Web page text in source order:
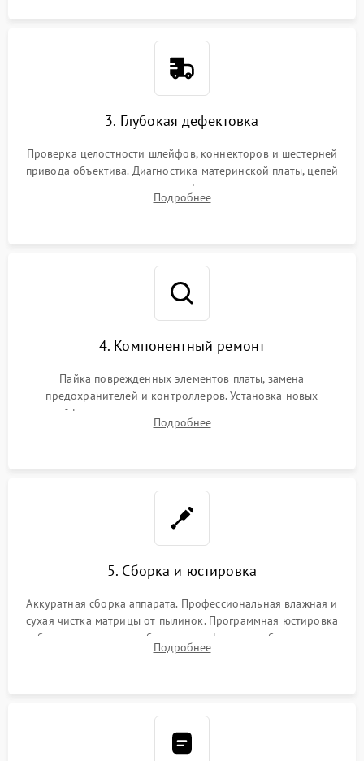
3. Глубокая дефектовка
Проверка целостности шлейфов, коннекторов и шестерней
привода объектива. Диагностика материнской платы, цепей
питания и картоприемника. Тестирование механизма
затвора и блока внутрикамерной стабилизации.
Подробнее
4. Компонентный ремонт
Пайка поврежденных элементов платы, замена
предохранителей и контроллеров. Установка новых
шлейфов, дисплея, механизма затвора или двигателя
автофокуса. Восстановление геометрии тубуса объектива
Подробнее
5. Сборка и юстировка
Аккуратная сборка аппарата. Профессиональная влажная и
сухая чистка матрицы от пылинок. Программная юстировка
рабочего отрезка, калибровка автофокуса, стабилизатора и
экспозамера с помощью сервисного ПО.
Подробнее